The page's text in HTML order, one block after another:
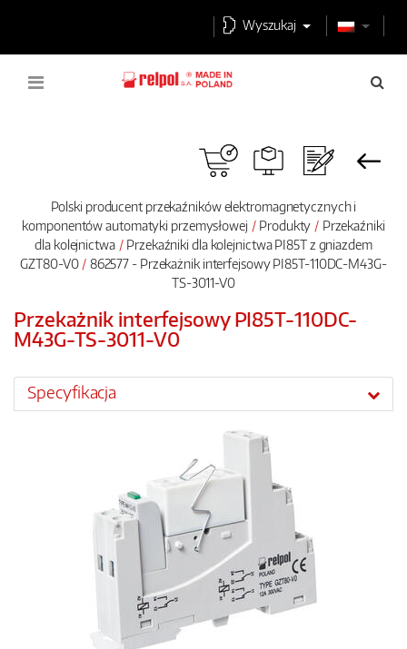
Wyszukaj
Polski producent przekaźników elektromagnetycznych i
komponentów automatyki przemysłowej
Produkty
Przekaźniki
dla kolejnictwa
Przekaźniki dla kolejnictwa PI85T z gniazdem
GZT80-V0
862577 - Przekażnik interfejsowy PI85T-110DC-M43G-
TS-3011-V0
Przekażnik interfejsowy PI85T-110DC-
M43G-TS-3011-V0
Specyfikacja